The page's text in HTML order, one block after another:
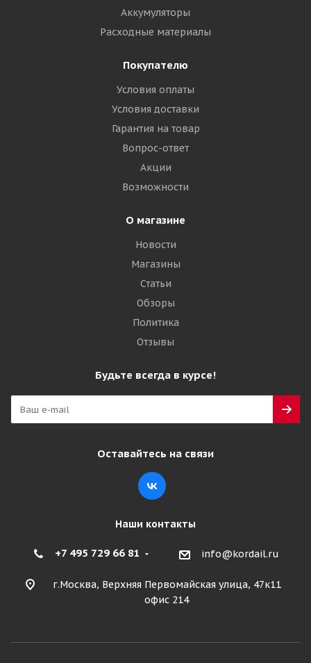
Аккумуляторы
Расходные материалы
Покупателю
Условия оплаты
Условия доставки
Гарантия на товар
Вопрос-ответ
Акции
Возможности
О магазине
Новости
Магазины
Статьи
Обзоры
Политика
Отзывы
Будьте всегда в курсе!
Оставайтесь на связи
Наши контакты
+7 495 729 66 81 info@kordail.ru
г.Москва, Верхняя Первомайская улица, 47к11
офис 214